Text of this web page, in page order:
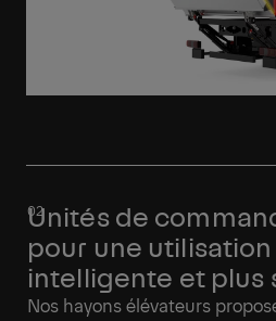
Unités de
pour une
intelligente et plus
Nos hayons élévateurs